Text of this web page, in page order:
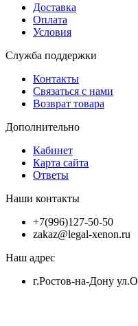
Доставка
Оплата
Условия
Служба поддержки
Контакты
Связаться с нами
Возврат товара
Дополнительно
Кабинет
Карта сайта
Ответы
Наши контакты
+7(996)127-50-50
zakaz@legal-xenon.ru
Наш адрес
г.Ростов-на-Дону